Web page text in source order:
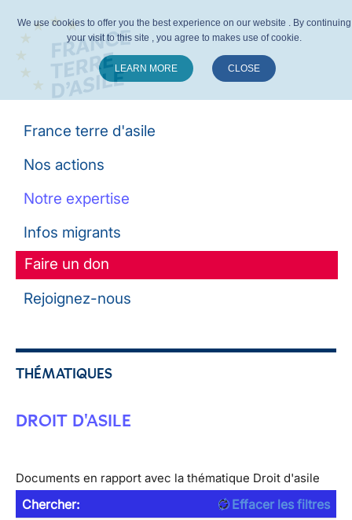
France terre d'asile
Nos actions
Notre expertise
Infos migrants
Faire un don
Rejoignez-nous
THÉMATIQUES
DROIT D'ASILE
Documents en rapport avec la thématique Droit d'asile
Chercher:
Effacer les filtres
We use cookies to offer you the best experience on our website . By continuing
your visit to this site , you agree to makes use of cookie.
LEARN MORE CLOSE